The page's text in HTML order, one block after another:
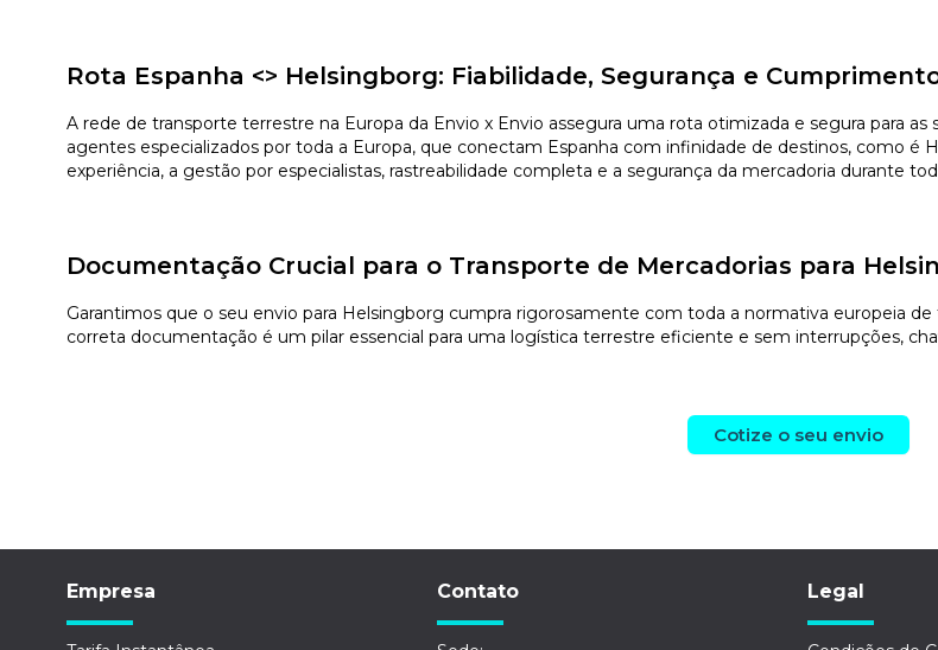
Rota Espanha <> Helsingborg: Fiabilidade, Segurança e
A rede de transporte terrestre na Europa da Envio x Envio assegura uma rota otimizada e segura para
agentes especializados por toda a Europa, que conectam Espanha com infinidade de destinos, como é
experiência, a gestão por especialistas, rastreabilidade completa e a segurança da mercadoria durante
Documentação Crucial para o Transporte de Mercadorias para
Garantimos que o seu envio para Helsingborg cumpra rigorosamente com toda a normativa europeia
correta documentação é um pilar essencial para uma logística terrestre eficiente e sem interrupções,
Cotize o seu envio
Empresa Contato Legal